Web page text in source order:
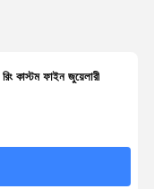
কাস্টম ফাইন জুয়েলারী